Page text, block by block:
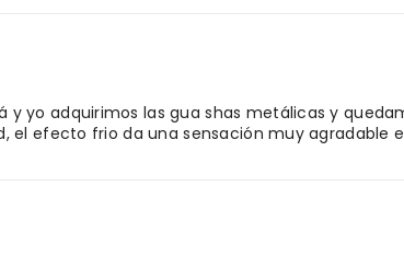
y yo adquirimos las gua shas metálicas y
el efecto frio da una sensación muy agradable